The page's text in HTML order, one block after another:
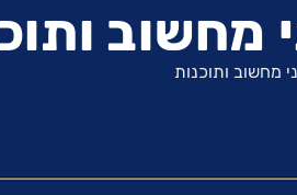
מחשוב
מחשוב ותוכנות